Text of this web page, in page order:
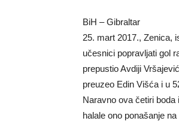
BiH – Gibraltar
25. mart 2017., Zenica,
učesnici popravljati gol
prepustio Avdiji
preuzeo Edin Višća i u
Naravno ova četiri boda
halale ono ponašanje